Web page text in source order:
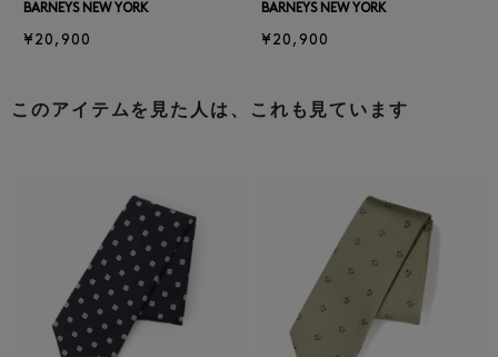
BARNEYS NEW YORK
¥20,900
BARNEYS NEW YORK
¥20,900
このアイテムを見た人は、これも見ています